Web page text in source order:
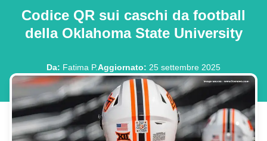
Codice QR sui caschi da football
della Oklahoma State University
Da: Fatima P.Aggiornato: 25 settembre 2025